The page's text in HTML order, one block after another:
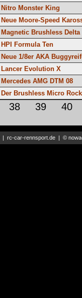
Nitro Monster King
Neue Moore-Speed
Magnetic Brushless
HPI Formula Ten
Neue 1/8er AKA
Lancer Evolution X
Mercedes AMG DTM 08
Der Brushless Micro
38 39 40
| rc-car-rennsport.de | ©